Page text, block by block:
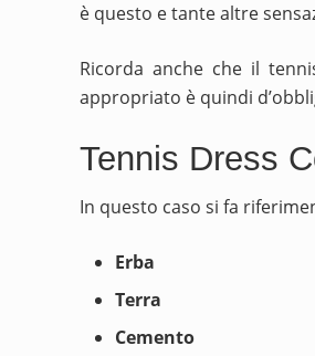
è questo e tante altre
Ricorda anche che il
appropriato è quindi
Tennis Dress
In questo caso si fa
Erba
Terra
Cemento